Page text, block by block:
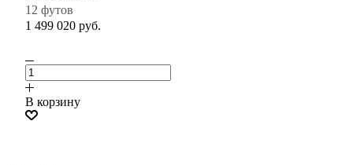
12 футов
1 499 020 руб.
В корзину